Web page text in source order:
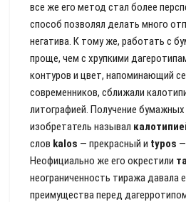
все же его метод стал более
способ позволял делать много
негатива. К тому же, работать с
проще, чем с хрупкими
контуров и цвет, напоминающий
современников, сближали
литографией. Получение бумажных
изобретатель называл
слов kalos — прекрасный и typos
Неофициально же его окрестили
неограниченность тиража давала
преимущества перед